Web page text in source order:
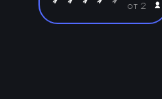
от 2